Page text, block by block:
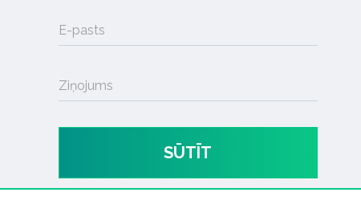
E-pasts
Ziņojums
SŪTĪT